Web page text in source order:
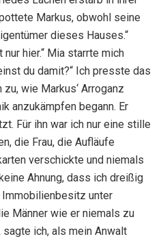
Markus, obwohl seine
dieses Hauses.“
nur hier.“ Mia starrte mich
du damit?“ Ich presste das
wie Markus‘ Arroganz
anzukämpfen begann. Er
Für ihn war ich nur eine stille
die Frau, die Aufläufe
verschickte und niemals
Ahnung, dass ich dreißig
Immobilienbesitz unter
Männer wie er niemals zu
sagte ich, als mein Anwalt